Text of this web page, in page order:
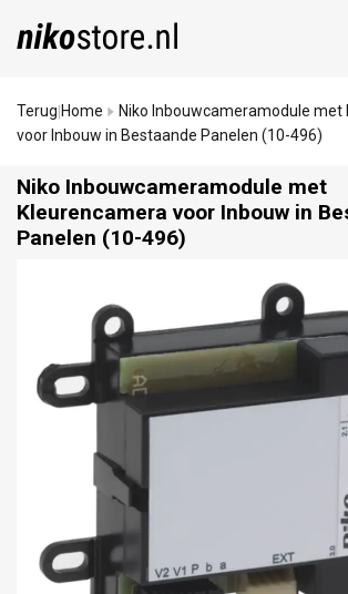
Terug Home
Niko Inbouwcameramodule met
voor Inbouw in Bestaande Panelen (10-496)
Niko Inbouwcameramodule met
Kleurencamera voor Inbouw in
Panelen (10-496)